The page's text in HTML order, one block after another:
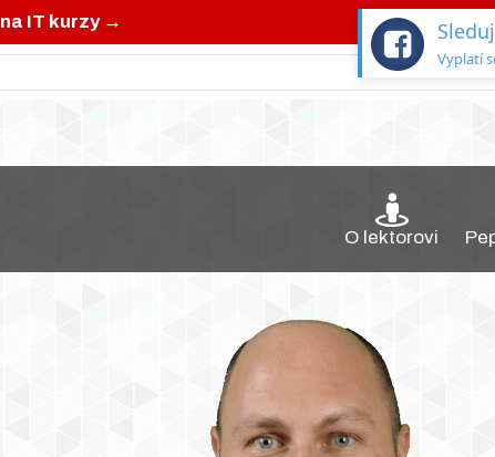
na IT kurzy →
O lektorovi
Vyplatí